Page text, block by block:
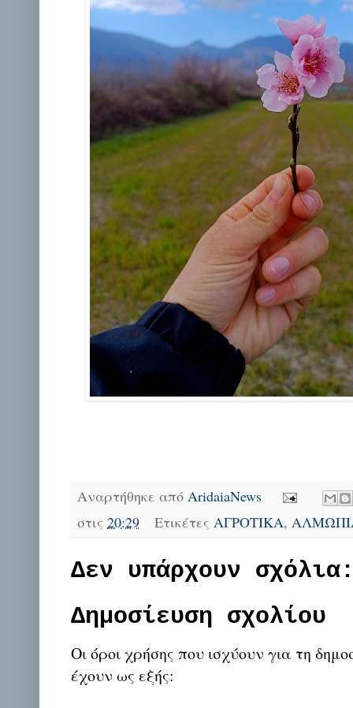
Αναρτήθηκε από AridaiaNews
στις 20:29 ΕτικέτεςΑΓΡΟΤΙΚΑ,
Δεν υπάρχουν
Δημοσίευση σχολίου
Οι όροι χρήσης που ισχύουν για τη
έχουν ως εξής: